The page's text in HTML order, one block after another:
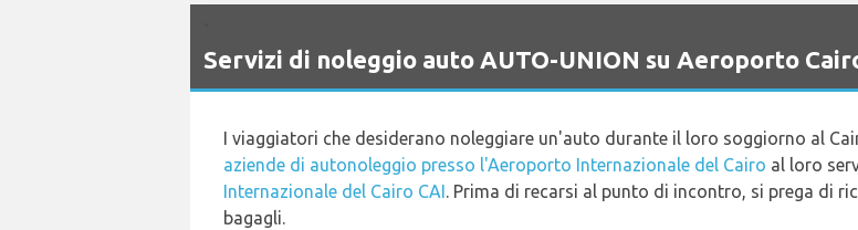
Servizi di noleggio auto AUTO-UNION su Aeroporto
I viaggiatori che desiderano noleggiare un'auto durante il loro soggiorno al
aziende di autonoleggio presso l'Aeroporto Internazionale del Cairo al loro
Internazionale del Cairo CAI. Prima di recarsi al punto di incontro, si prega di
bagagli.